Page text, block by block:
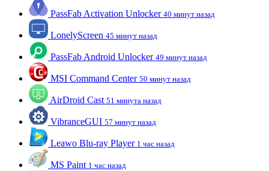
PassFab Activation Unlocker 40 минут назад
LonelyScreen 45 минут назад
PassFab Android Unlocker 49 минут назад
MSI Command Center 50 минут назад
AirDroid Cast 51 минута назад
VibranceGUI 57 минут назад
Leawo Blu-ray Player 1 час назад
MS Paint 1 час назад